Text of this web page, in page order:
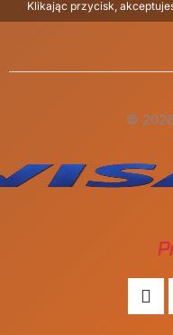
Klikając przycisk,
©